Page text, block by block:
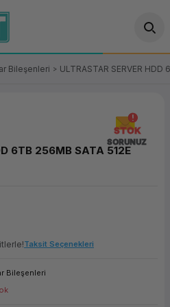
OT/VT Ürünleri
Fiş Yazıcı
Bileşenleri ULTRASTAR SERVER HDD
STOK
SORUNUZ
6TB 256MB SATA 512E
Taksit Seçenekleri
Bileşenleri